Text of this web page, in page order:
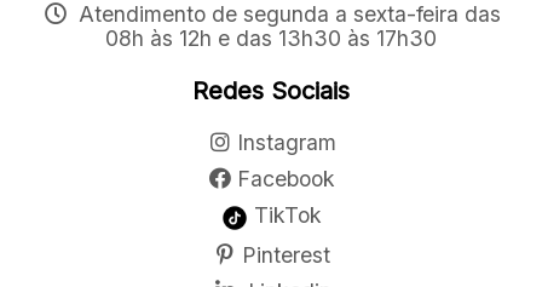
Atendimento de segunda a sexta-feira das
08h às 12h e das 13h30 às 17h30
Redes Sociais
Instagram
Facebook
TikTok
Pinterest